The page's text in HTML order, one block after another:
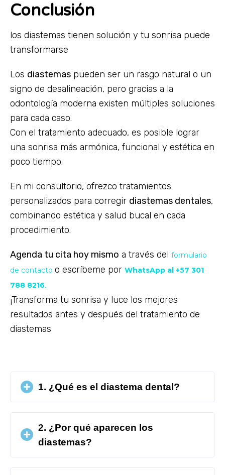
Conclusión
los diastemas tienen solución y tu sonrisa puede
transformarse
Los diastemas pueden ser un rasgo natural o un
signo de desalineación, pero gracias a la
odontología moderna existen múltiples soluciones
para cada caso.
Con el tratamiento adecuado, es posible lograr
una sonrisa más armónica, funcional y estética en
poco tiempo.
En mi consultorio, ofrezco tratamientos
personalizados para corregir diastemas dentales,
combinando estética y salud bucal en cada
procedimiento.
Agenda tu cita hoy mismo a través del formulario
de contacto o escríbeme por WhatsApp al +57 301
788 8216.
¡Transforma tu sonrisa y luce los mejores
resultados antes y después del tratamiento de
diastemas
1. ¿Qué es el diastema dental?
2. ¿Por qué aparecen los
diastemas?